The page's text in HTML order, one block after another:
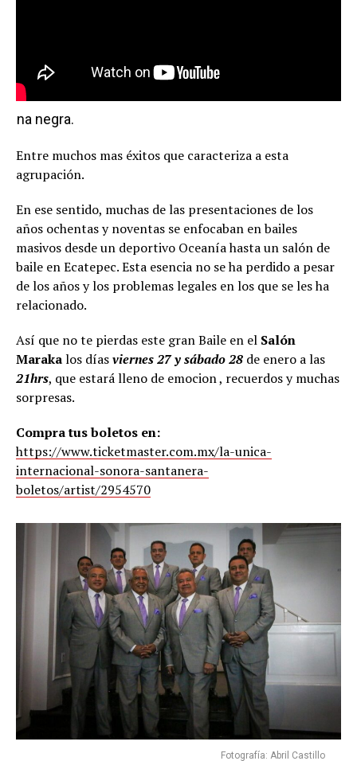
Pena negra.
Entre muchos mas éxitos que caracteriza a esta
agrupación.
En ese sentido, muchas de las presentaciones de los
años ochentas y noventas se enfocaban en bailes
masivos desde un deportivo Oceanía hasta un salón de
baile en Ecatepec. Esta esencia no se ha perdido a pesar
de los años y los problemas legales en los que se les ha
relacionado.
Así que no te pierdas este gran Baile en el Salón
Marakalos díasviernes 27 y sábado 28 de enero a las
21hrs, que estará lleno de emocion , recuerdos y muchas
sorpresas.
Compra tus boletos en:
https://www.ticketmaster.com.mx/la-unica-
internacional-sonora-santanera-
boletos/artist/2954570
Fotografía: Abril Castillo